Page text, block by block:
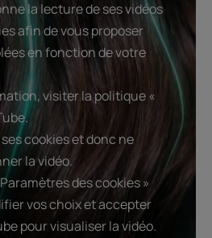
la lecture de ses vidéos
afin de vous proposer
en fonction de votre
visiter la politique «
cookies et donc ne
la vidéo.
des cookies »
vos choix et accepter
pour visualiser la vidéo.